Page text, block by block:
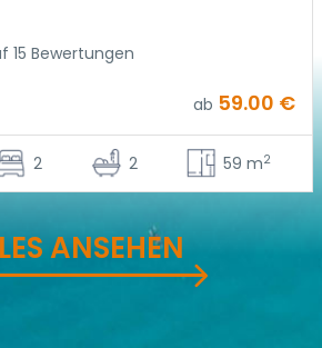
15 Bewertungen
ab 59.00 €
2 2 59 m2
ANSEHEN